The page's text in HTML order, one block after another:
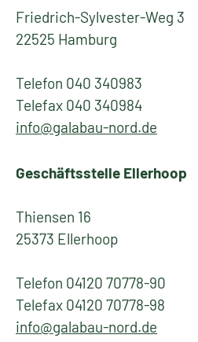
Friedrich-Sylvester-Weg 3
22525 Hamburg
Telefon 040 340983
Telefax 040 340984
info@galabau-nord.de
Geschäftsstelle Ellerhoop
Thiensen 16
25373 Ellerhoop
Telefon 04120 70778-90
Telefax 04120 70778-98
info@galabau-nord.de